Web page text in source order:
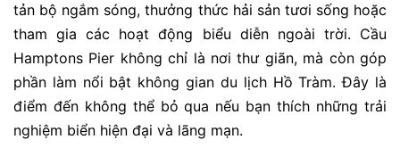
tản bộ ngắm sóng, thưởng thức hải sản tươi sống hoặc
tham gia các hoạt động biểu diễn ngoài trời. Cầu
Hamptons Pier không chỉ là nơi thư giãn, mà còn góp
phần làm nổi bật không gian du lịch Hồ Tràm. Đây là
điểm đến không thể bỏ qua nếu bạn thích những trải
nghiệm biển hiện đại và lãng mạn.